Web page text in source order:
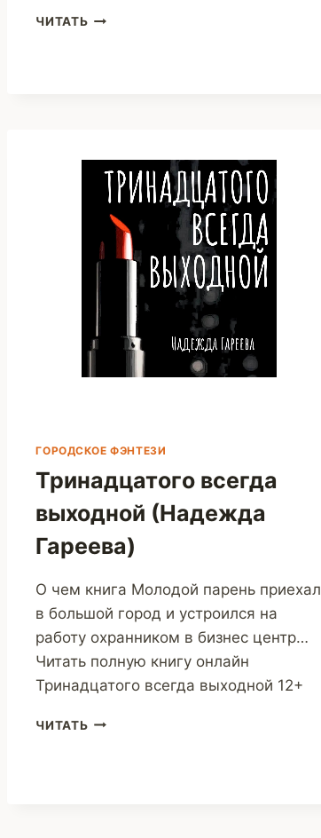
ЧИТАТЬ ТАЙНА
ГОРОДСКОЕ ФЭНТЕЗИ
Тринадцатого всегда
выходной (Надежда
Гареева)
О чем книга Молодой парень приехал
в большой город и устроился на
работу охранником в бизнес центр…
Читать полную книгу онлайн
Тринадцатого всегда выходной 12+
ЧИТАТЬ ТРИНАДЦАТОГО